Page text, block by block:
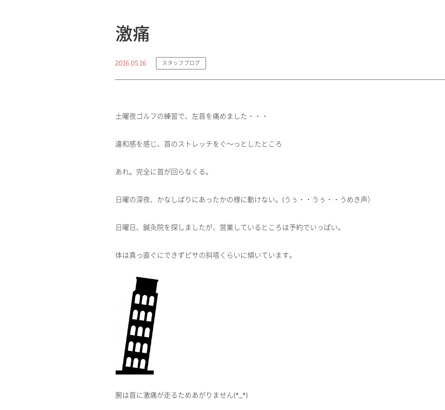
激痛
2016.05.16 スタッフブログ
土曜夜ゴルフの練習で、左首を痛めました・・・
違和感を感じ、首のストレッチをぐ～っとしたところ
あれ。完全に首が回らなくる。
日曜の深夜、かなしばりにあったかの様に動けない。(うぅ・・うぅ・・うめき声）
日曜日、鍼灸院を探しましたが、営業しているところは予約でいっぱい。
体は真っ直ぐにできずピサの斜塔くらいに傾いています。
腕は首に激痛が走るためあがりません(*_*)